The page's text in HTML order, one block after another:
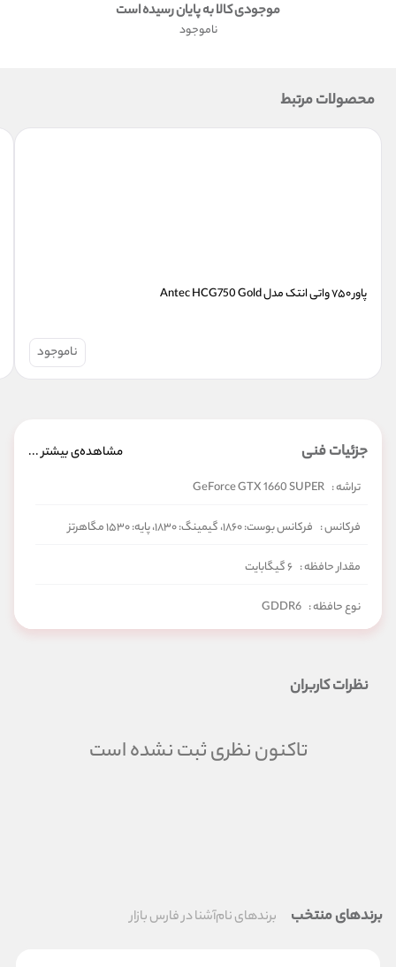
موجودی کالا به پایان رسیده است
ناموجود
محصولات مرتبط
پاور ۷۵۰ واتی انتک مدل Antec HCG750 Gold
ناموجود
جزئیات فنی مشاهده‌ی بیشتر ...
تراشه : GeForce GTX 1660 SUPER
فرکانس : فرکانس بوست: ۱۸۶۰، گیمینگ: ۱۸۳۰، پایه: ۱۵۳۰ مگاهرتز
مقدار حافظه : ۶ گیگابایت
نوع حافظه : GDDR6
HDMI: یک عدد HDMI 2.0b
۷۶۸۰ × ۴۳۲۰
نظرات کاربران
تاکنون نظری ثبت نشده است
برندهای منتخب برندهای نام‌آشنا در فارس بازار